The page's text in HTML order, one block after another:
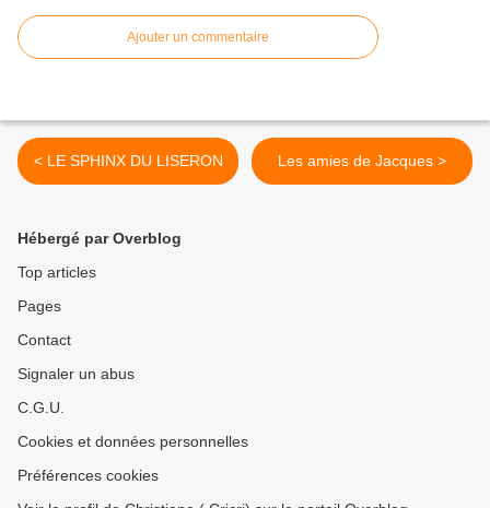
Ajouter un commentaire
< LE SPHINX DU LISERON Les amies de Jacques >
Hébergé par Overblog
Top articles
Pages
Contact
Signaler un abus
C.G.U.
Cookies et données personnelles
Préférences cookies